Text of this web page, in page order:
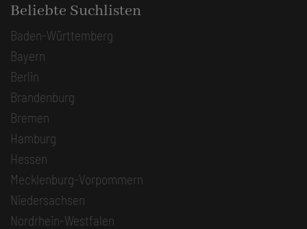
Beliebte Suchlisten
Baden-Württemberg
Bayern
Berlin
Brandenburg
Bremen
Hamburg
Hessen
Mecklenburg-Vorpommern
Niedersachsen
Nordrhein-Westfalen